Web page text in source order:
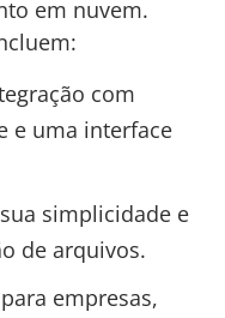
em nuvem.
com
e uma interface
simplicidade e
de arquivos.
empresas,